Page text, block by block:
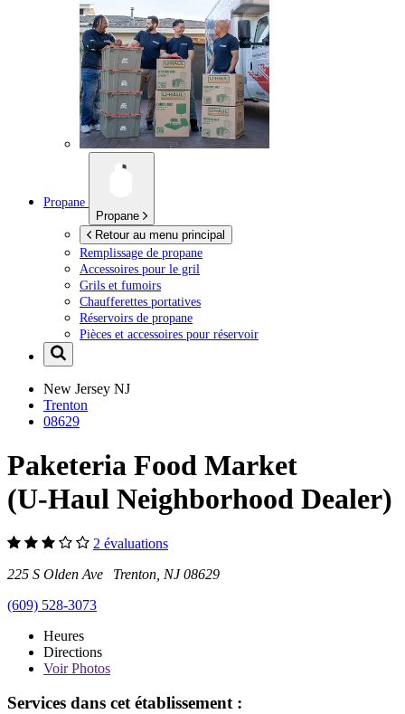
Propane
Propane
Retour au menu principal
Remplissage de propane
Accessoires pour le gril
Grils et fumoirs
Chaufferettes portatives
Réservoirs de propane
Pièces et accessoires pour réservoir
New Jersey NJ
Trenton
08629
Paketeria Food Market
(U-Haul Neighborhood Dealer)
2 évaluations
225 S Olden Ave Trenton, NJ 08629
(609) 528-3073
Heures
Directions
VoirPhotos
Services dans cet établissement :